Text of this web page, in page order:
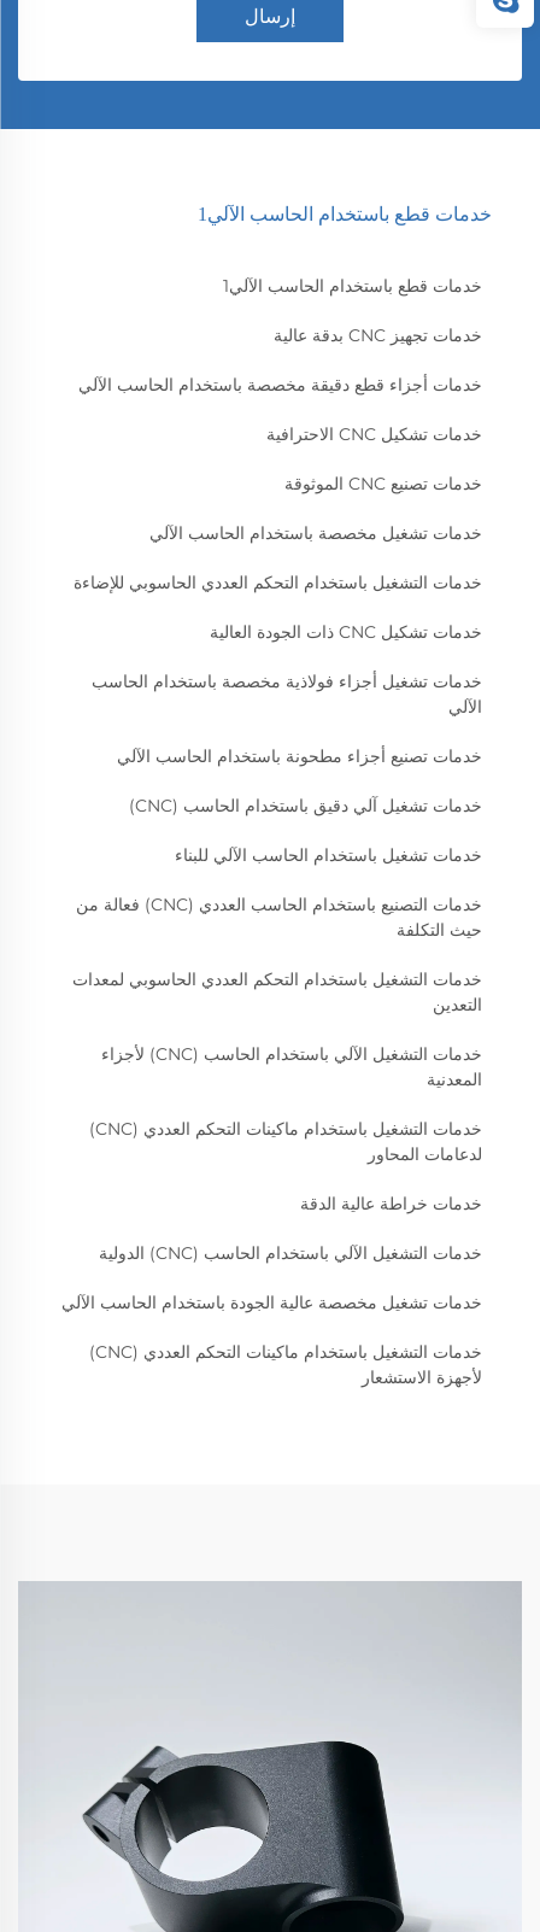
إرسال
خدمات قطع باستخدام الحاسب الآلي1
خدمات قطع باستخدام الحاسب الآلي1
خدمات تجهيز CNC بدقة عالية
خدمات أجزاء قطع دقيقة مخصصة باستخدام الحاسب الآلي
خدمات تشكيل CNC الاحترافية
خدمات تصنيع CNC الموثوقة
خدمات تشغيل مخصصة باستخدام الحاسب الآلي
خدمات التشغيل باستخدام التحكم العددي الحاسوبي للإضاءة
خدمات تشكيل CNC ذات الجودة العالية
خدمات تشغيل أجزاء فولاذية مخصصة باستخدام الحاسب
الآلي
خدمات تصنيع أجزاء مطحونة باستخدام الحاسب الآلي
خدمات تشغيل آلي دقيق باستخدام الحاسب (CNC)
خدمات تشغيل باستخدام الحاسب الآلي للبناء
خدمات التصنيع باستخدام الحاسب العددي (CNC) فعالة من
حيث التكلفة
خدمات التشغيل باستخدام التحكم العددي الحاسوبي لمعدات
التعدين
خدمات التشغيل الآلي باستخدام الحاسب (CNC) لأجزاء
المعدنية
خدمات التشغيل باستخدام ماكينات التحكم العددي (CNC)
لدعامات المحاور
خدمات خراطة عالية الدقة
خدمات التشغيل الآلي باستخدام الحاسب (CNC) الدولية
خدمات تشغيل مخصصة عالية الجودة باستخدام الحاسب الآلي
خدمات التشغيل باستخدام ماكينات التحكم العددي (CNC)
لأجهزة الاستشعار